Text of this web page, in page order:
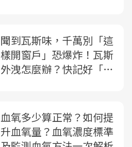
聞到瓦斯味，千萬別「這
樣開窗戶」恐爆炸！瓦斯
外洩怎麼辦？快記好「禁
血氧多少算正常？如何提
升血氧量？血氧濃度標準